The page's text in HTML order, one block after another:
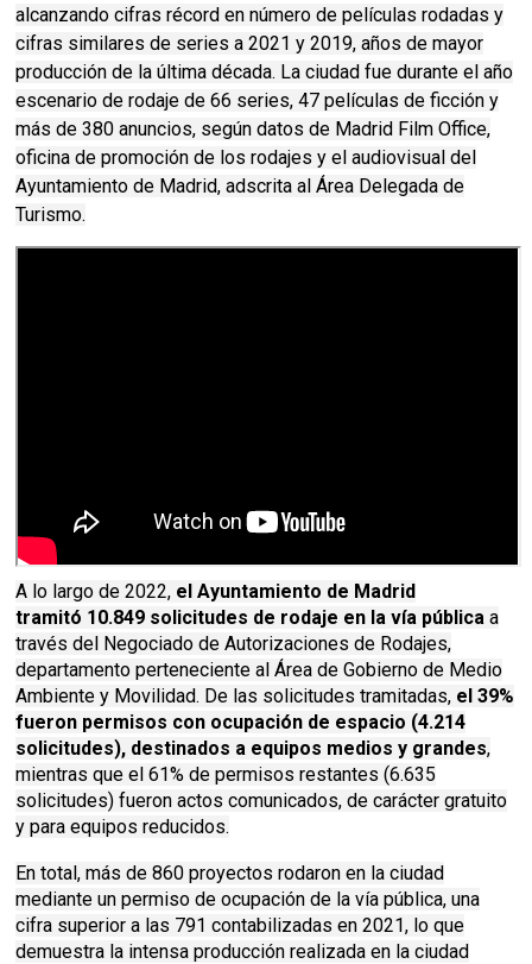
alcanzando cifras récord en número de películas rodadas y
cifras similares de series a 2021 y 2019, años de mayor
producción de la última década. La ciudad fue durante el año
escenario de rodaje de 66 series, 47 películas de ficción y
más de 380 anuncios, según datos de Madrid Film Office,
oficina de promoción de los rodajes y el audiovisual del
Ayuntamiento de Madrid, adscrita al Área Delegada de
Turismo.
A lo largo de 2022, el Ayuntamiento de Madrid
tramitó 10.849 solicitudes de rodaje en la vía pública a
través del Negociado de Autorizaciones de Rodajes,
departamento perteneciente al Área de Gobierno de Medio
Ambiente y Movilidad. De las solicitudes tramitadas, el 39%
fueron permisos con ocupación de espacio (4.214
solicitudes), destinados a equipos medios y grandes,
mientras que el 61% de permisos restantes (6.635
solicitudes) fueron actos comunicados, de carácter gratuito
y para equipos reducidos.
En total, más de 860 proyectos rodaron en la ciudad
mediante un permiso de ocupación de la vía pública, una
cifra superior a las 791 contabilizadas en 2021, lo que
demuestra la intensa producción realizada en la ciudad